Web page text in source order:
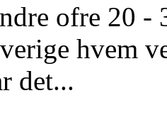
ofre 20 -
hvem
det...